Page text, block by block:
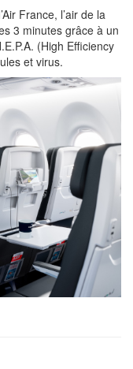
France, l’air de la
3 minutes grâce à un
(High Efficiency
et virus.